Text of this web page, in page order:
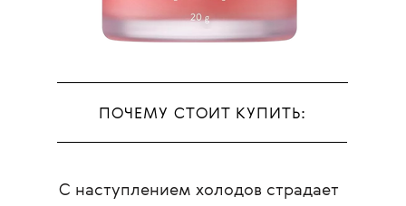
ПОЧЕМУ СТОИТ КУПИТЬ:
С наступлением холодов страдает